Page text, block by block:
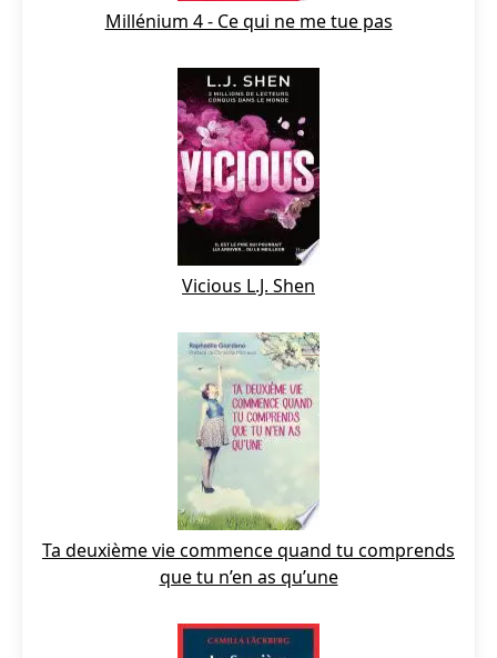
Millénium 4 - Ce qui ne me tue pas
Vicious L.J. Shen
Ta deuxième vie commence quand tu comprends
que tu n’en as qu’une